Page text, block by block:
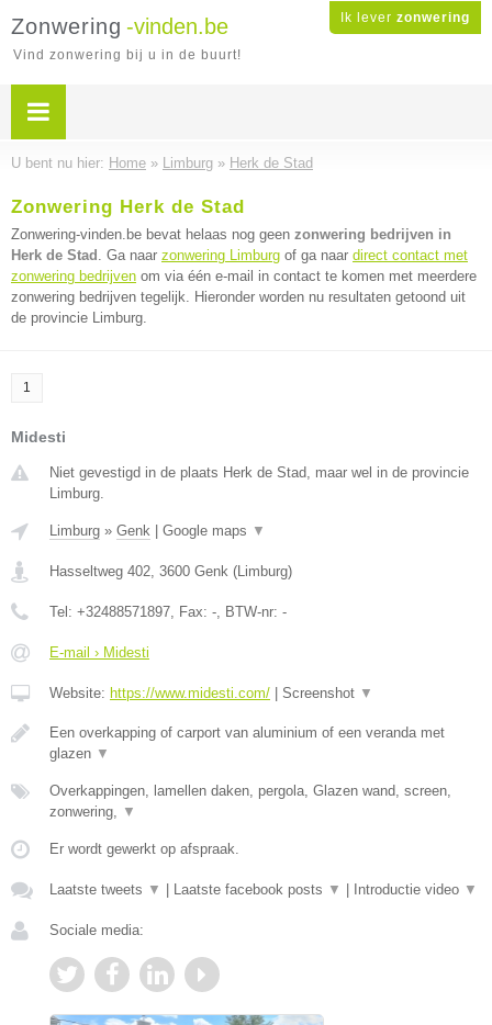
Ik lever zonwering
Zonwering -vinden.be
Vind zonwering bij u in de buurt!
U bent nu hier: Home » Limburg » Herk de Stad
Zonwering Herk de Stad
Zonwering-vinden.be bevat helaas nog geen zonwering bedrijven in
Herk de Stad . Ga naar zonwering Limburg of ga naar direct contact met
zonwering bedrijven om via één e-mail in contact te komen met meerdere
zonwering bedrijven tegelijk. Hieronder worden nu resultaten getoond uit
de provincie Limburg.
1
Midesti
Niet gevestigd in de plaats Herk de Stad, maar wel in de provincie
Limburg.
Limburg » Genk Google maps ▼
Hasseltweg 402, 3600 Genk (Limburg)
Tel: +32488571897, Fax: -, BTW-nr: -
E-mail › Midesti
Website: https://www.midesti.com/ Screenshot ▼
Een overkapping of carport van aluminium of een veranda met
glazen ▼
Overkappingen, lamellen daken, pergola, Glazen wand, screen,
zonwering, ▼
Er wordt gewerkt op afspraak.
Laatste tweets ▼ Laatste facebook posts ▼ Introductie video ▼
Sociale media: